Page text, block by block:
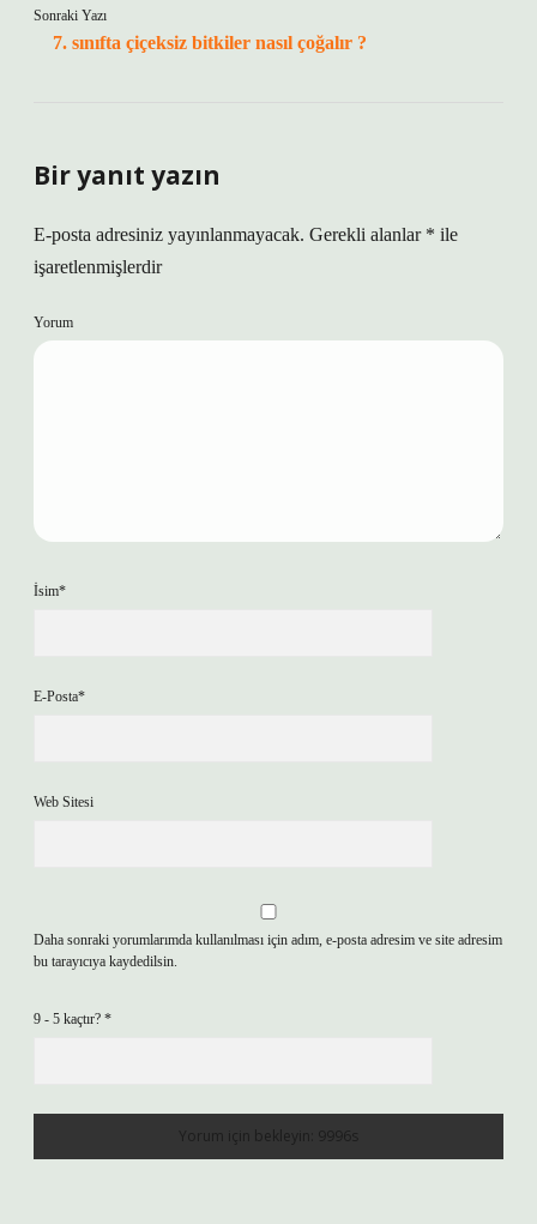
Sonraki Yazı
7. sınıfta çiçeksiz bitkiler nasıl çoğalır ?
Bir yanıt yazın
E-posta adresiniz yayınlanmayacak. Gerekli alanlar * ile
işaretlenmişlerdir
Yorum
İsim*
E-Posta*
Web Sitesi
Daha sonraki yorumlarımda kullanılması için adım, e-posta adresim ve site adresim
bu tarayıcıya kaydedilsin.
9 - 5 kaçtır? *